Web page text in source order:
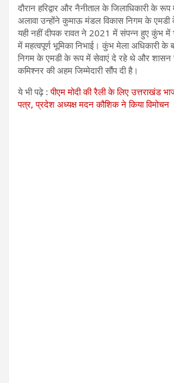
दौरान हरिद्वार और नैनीताल के जिलाधिकारी के
अलावा उन्होंने कुमाऊ मंडल विकास निगम के एमडी
यही नहीं दीपक रावत ने 2021 में संपन्न हुए कुंभ में
में महत्वपूर्ण भूमिका निभाई। कुंभ मेला अधिकारी के
निगम के एमडी के रूप में सेवाएं दे रहे थे और
कमिश्‍नर की अहम जिम्मेदारी सौंप दी है।
ये भी पढ़े :पीएम मोदी की रैली के लिए उत्तराखंड
पत्र, प्रदेश अध्यक्ष मदन कौशिक ने किया विमोचन